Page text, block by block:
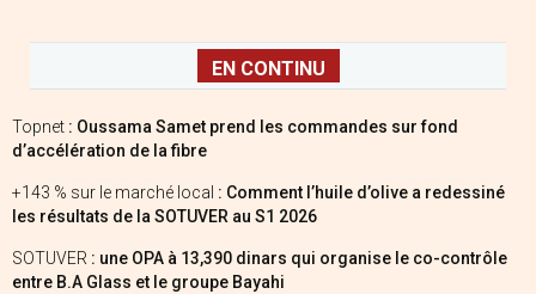
EN CONTINU
Topnet : Oussama Samet prend les commandes sur fond
d’accélération de la fibre
+143 % sur le marché local : Comment l’huile d’olive a redessiné
les résultats de la SOTUVER au S1 2026
SOTUVER : une OPA à 13,390 dinars qui organise le co-contrôle
entre B.A Glass et le groupe Bayahi